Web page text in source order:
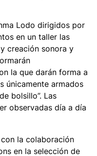
Lodo dirigidos por
en un taller las
creación sonora y
la que darán forma a
únicamente armados
bolsillo”. Las
observadas día a día
la colaboración
en la selección de